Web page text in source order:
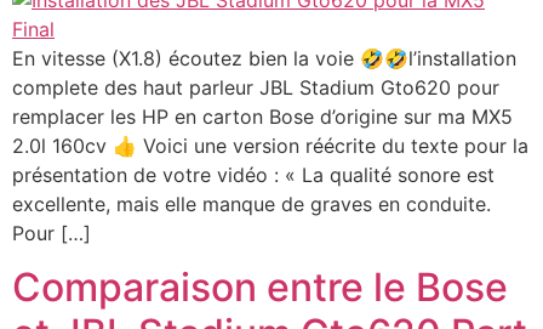
En vitesse (X1.8) écoutez bien la voie 🤣🤣l’installation
complete des haut parleur JBL Stadium Gto620 pour
remplacer les HP en carton Bose d’origine sur ma MX5
2.0l 160cv 👍 Voici une version réécrite du texte pour la
présentation de votre vidéo : « La qualité sonore est
excellente, mais elle manque de graves en conduite.
Pour […]
Comparaison entre le Bose